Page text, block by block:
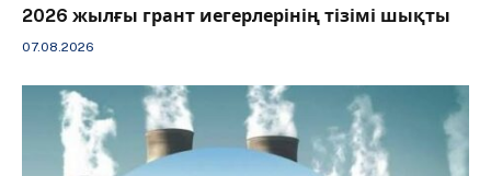
2026 жылғы грант иегерлерінің тізімі шықты
07.08.2026